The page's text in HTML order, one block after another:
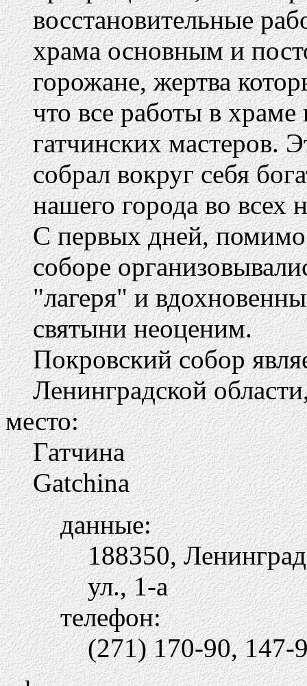
восстановительные
храма основным и
горожане, жертва
что все работы в
гатчинских мастеров.
собрал вокруг себя
нашего города во всех
С первых дней,
соборе
"лагеря" и
святыни неоценим.
Покровский собор
Ленинградской
место:
Гатчина
Gatchina
данные:
188350,
ул., 1-а
телефон:
(271) 170-90, 147-